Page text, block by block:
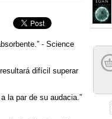
- Science
difícil superar
la par de su audacia.”